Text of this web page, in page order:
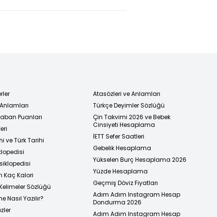
Puanları
ve Türk Tarihi
Kaç Kalori
Sözlüğü
Nasıl Yazılır?
Atasözleri ve Anlamları
Türkçe Deyimler Sözlüğü
Çin Takvimi 2026 ve Bebek
Cinsiyeti Hesaplama
İETT Sefer Saatleri
Gebelik Hesaplama
Yükselen Burç Hesaplama 2026
Yüzde Hesaplama
Geçmiş Döviz Fiyatları
Adım Adım Instagram Hesap
Dondurma 2026
Adım Adım Instagram Hesap